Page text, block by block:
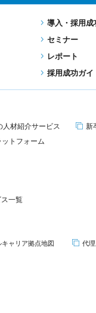
導入・採用成
セミナー
レポート
採用成功ガイ
人材紹介サービス 新
ットフォーム
一覧
ャリア拠点地図 代